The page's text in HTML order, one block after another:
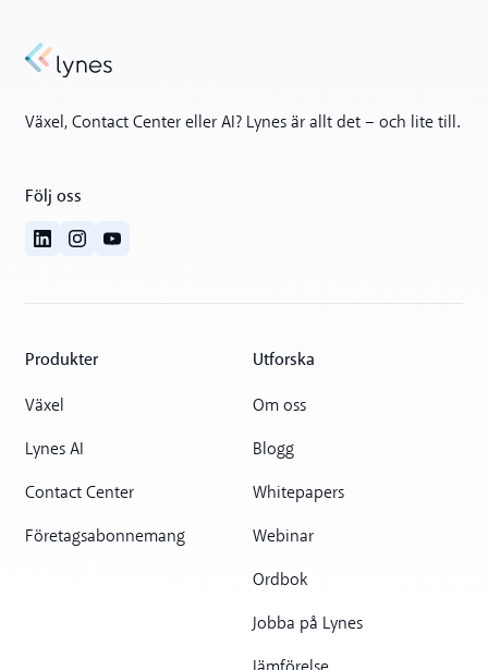
Växel, Contact Center eller AI? Lynes är allt det – och lite till.
Följ oss
Produkter
Växel
Lynes AI
Contact Center
Företagsabonnemang
Utforska
Om oss
Blogg
Whitepapers
Webinar
Ordbok
Jobba på Lynes